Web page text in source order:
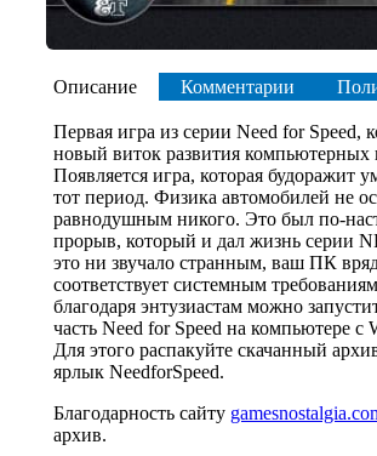
Описание Комментарии
Первая игра из серии Need for Speed,
новый виток развития компьютерных
Появляется игра, которая будоражит
тот период. Физика автомобилей не
равнодушным никого. Это был по-
прорыв, который и дал жизнь серии
это ни звучало странным, ваш ПК
соответствует системным
благодаря энтузиастам можно
часть Need for Speed на компьютере с
Для этого распакуйте скачанный
ярлык NeedforSpeed.
Благодарность сайту
архив.